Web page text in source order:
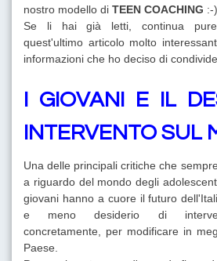
nostro modello di TEEN COACHING :-)
Se li hai già letti, continua
quest'ultimo articolo molto
informazioni che ho deciso di
I GIOVANI E IL
INTERVENTO SUL
Una delle principali critiche che
a riguardo del mondo degli
giovani hanno a cuore il futuro
e meno desiderio di
concretamente, per modificare in
Paese.